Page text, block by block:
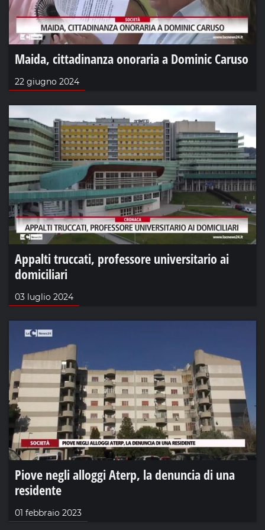
Maida, cittadinanza onoraria a Dominic Caruso
22 giugno 2024
Appalti truccati, professore universitario ai
domiciliari
03 luglio 2024
Piove negli alloggi Aterp, la denuncia di una
residente
01 febbraio 2023